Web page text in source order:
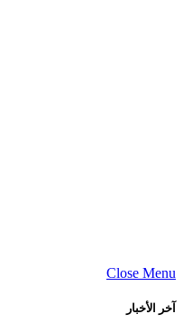
Close Menu
آخر الأخبار